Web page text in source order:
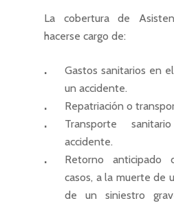
La cobertura de
hacerse cargo de:
Gastos sanitarios en
un accidente.
Repatriación o
Transporte
accidente.
Retorno anticipado
casos, a la muerte de
de un siniestro